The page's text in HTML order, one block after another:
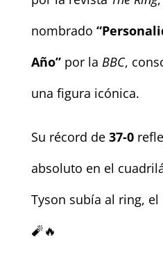
nombrado
Año”por la BBC,
una figura icónica.
Su récord de 37-0
absoluto en el
Tyson subía al ring,
🧨🔥